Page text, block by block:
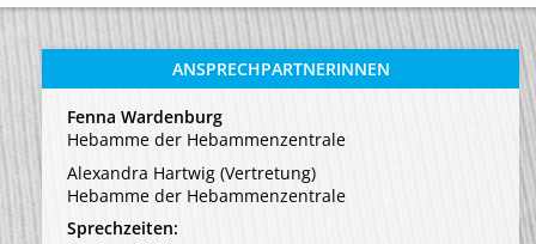
ANSPRECHPARTNERINNEN
Fenna Wardenburg
Hebamme der Hebammenzentrale
Alexandra Hartwig (Vertretung)
Hebamme der Hebammenzentrale
Sprechzeiten: